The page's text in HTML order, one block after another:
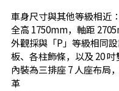
車身尺寸與其他等級相近
全高 1750mm，軸距
外觀採與「P」等級相同
板、各柱飾條，以及 20
內裝為三排座 7 人座布局
革